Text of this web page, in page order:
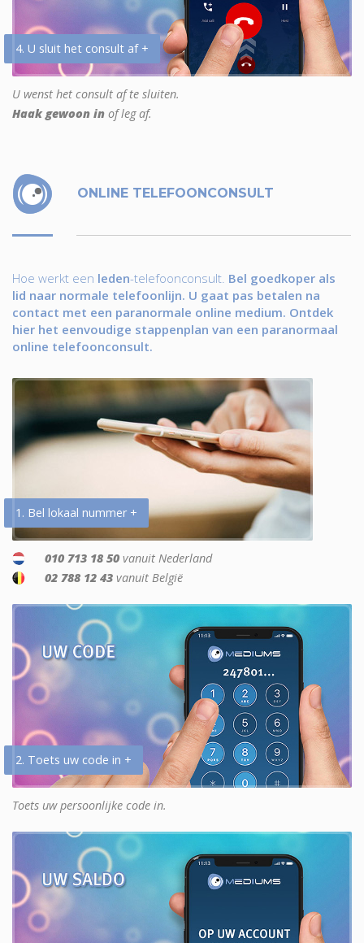
4. U sluit het consult af +
U wenst het consult af te sluiten.
Haak gewoon in of leg af.
ONLINE TELEFOONCONSULT
Hoe werkt een leden-telefoonconsult. Bel goedkoper als
lid naar normale telefoonlijn. U gaat pas betalen na
contact met een paranormale online medium. Ontdek
hier het eenvoudige stappenplan van een paranormaal
online telefoonconsult.
1. Bel lokaal nummer +
010 713 18 50 vanuit Nederland
02 788 12 43 vanuit België
2. Toets uw code in +
Toets uw persoonlijke code in.